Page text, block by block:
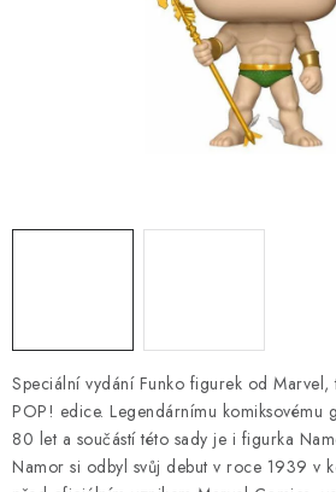
Doprava a platba
Speciální vydání Funko figurek od
POP! edice. Legendárnímu komiksovému
80 let a součástí této sady je i figurka
Namor si odbyl svůj debut v roce 1939 v